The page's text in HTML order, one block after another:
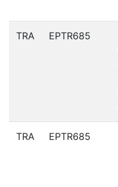
TRA EPTR685
TRA EPTR685